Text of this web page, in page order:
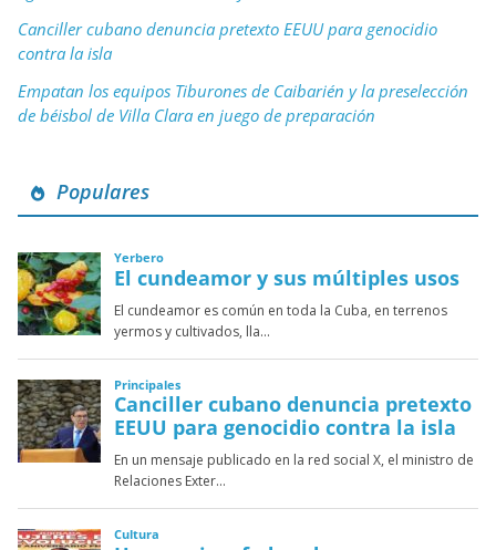
Canciller cubano denuncia pretexto EEUU para genocidio
contra la isla
Empatan los equipos Tiburones de Caibarién y la preselección
de béisbol de Villa Clara en juego de preparación
Populares